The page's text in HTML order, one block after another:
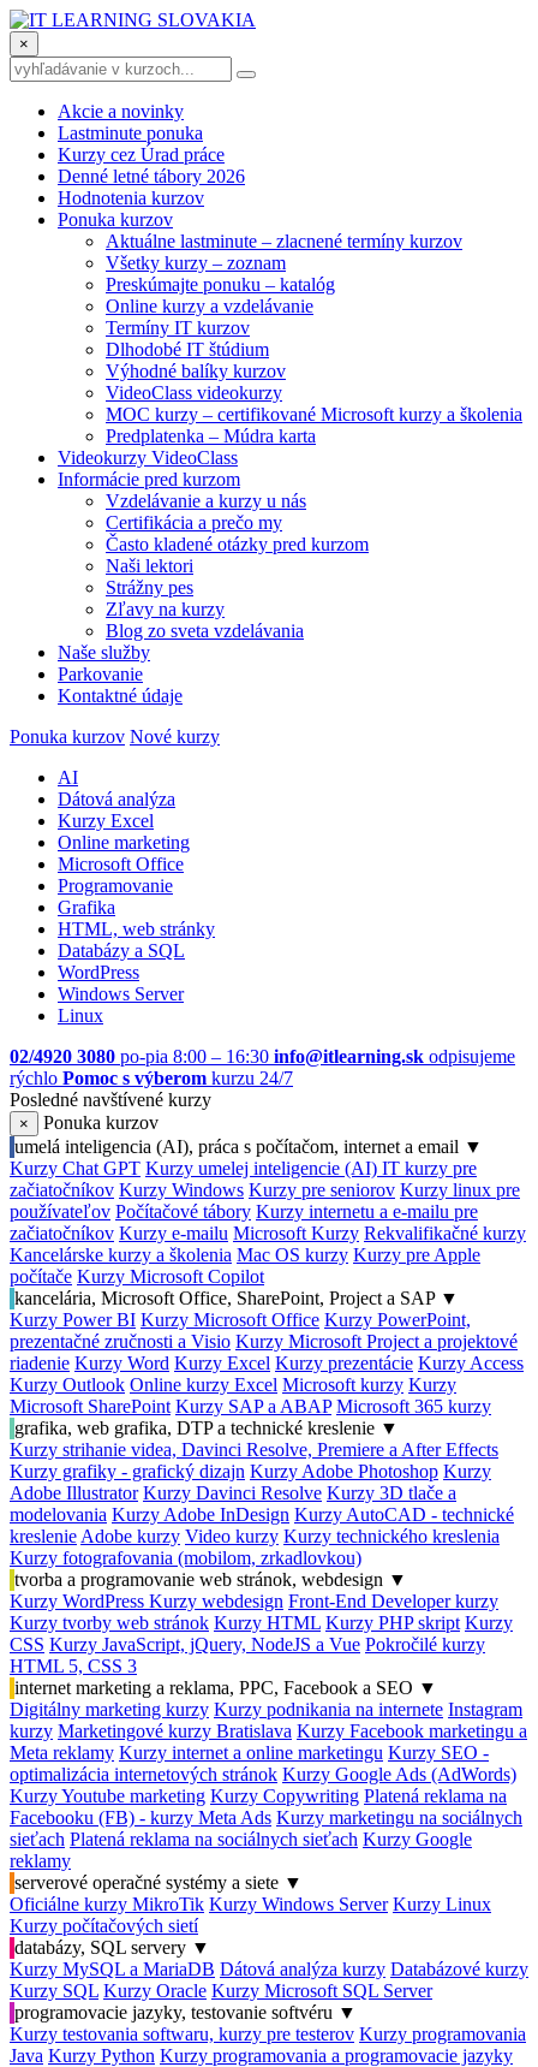
×
Akcie a novinky
Lastminute ponuka
Kurzy cez Úrad práce
Denné letné tábory 2026
Hodnotenia kurzov
Ponuka kurzov
Aktuálne lastminute – zlacnené termíny kurzov
Všetky kurzy – zoznam
Preskúmajte ponuku – katalóg
Online kurzy a vzdelávanie
Termíny IT kurzov
Dlhodobé IT štúdium
Výhodné balíky kurzov
VideoClass videokurzy
MOC kurzy – certifikované Microsoft kurzy a školenia
Predplatenka – Múdra karta
Videokurzy VideoClass
Informácie pred kurzom
Vzdelávanie a kurzy u nás
Certifikácia a prečo my
Často kladené otázky pred kurzom
Naši lektori
Strážny pes
Zľavy na kurzy
Blog zo sveta vzdelávania
Naše služby
Parkovanie
Kontaktné údaje
Ponuka kurzov Nové kurzy
AI
Dátová analýza
Kurzy Excel
Online marketing
Microsoft Office
Programovanie
Grafika
HTML, web stránky
Databázy a SQL
WordPress
Windows Server
Linux
02/4920 3080 po-pia 8:00 – 16:30 info@itlearning.sk odpisujeme
rýchlo Pomoc s výberom kurzu 24/7
Posledné navštívené kurzy
×
Ponuka kurzov
umelá inteligencia (AI), práca s počítačom, internet a email ▼
Kurzy Chat GPT Kurzy umelej inteligencie (AI) IT kurzy pre
začiatočníkov Kurzy Windows Kurzy pre seniorov Kurzy linux pre
používateľov Počítačové tábory Kurzy internetu a e-mailu pre
začiatočníkov Kurzy e-mailu Microsoft Kurzy Rekvalifikačné kurzy
Kancelárske kurzy a školenia Mac OS kurzy Kurzy pre Apple
počítače Kurzy Microsoft Copilot
kancelária, Microsoft Office, SharePoint, Project a SAP ▼
Kurzy Power BI Kurzy Microsoft Office Kurzy PowerPoint,
prezentačné zručnosti a Visio Kurzy Microsoft Project a projektové
riadenie Kurzy Word Kurzy Excel Kurzy prezentácie Kurzy Access
Kurzy Outlook Online kurzy Excel Microsoft kurzy Kurzy
Microsoft SharePoint Kurzy SAP a ABAP Microsoft 365 kurzy
grafika, web grafika, DTP a technické kreslenie ▼
Kurzy strihanie videa, Davinci Resolve, Premiere a After Effects
Kurzy grafiky - grafický dizajn Kurzy Adobe Photoshop Kurzy
Adobe Illustrator Kurzy Davinci Resolve Kurzy 3D tlače a
modelovania Kurzy Adobe InDesign Kurzy AutoCAD - technické
kreslenie Adobe kurzy Video kurzy Kurzy technického kreslenia
Kurzy fotografovania (mobilom, zrkadlovkou)
tvorba a programovanie web stránok, webdesign ▼
Kurzy WordPress Kurzy webdesign Front-End Developer kurzy
Kurzy tvorby web stránok Kurzy HTML Kurzy PHP skript Kurzy
CSS Kurzy JavaScript, jQuery, NodeJS a Vue Pokročilé kurzy
HTML 5, CSS 3
internet marketing a reklama, PPC, Facebook a SEO ▼
Digitálny marketing kurzy Kurzy podnikania na internete Instagram
kurzy Marketingové kurzy Bratislava Kurzy Facebook marketingu a
Meta reklamy Kurzy internet a online marketingu Kurzy SEO -
optimalizácia internetových stránok Kurzy Google Ads (AdWords)
Kurzy Youtube marketing Kurzy Copywriting Platená reklama na
Facebooku (FB) - kurzy Meta Ads Kurzy marketingu na sociálnych
sieťach Platená reklama na sociálnych sieťach Kurzy Google
reklamy
serverové operačné systémy a siete ▼
Oficiálne kurzy MikroTik Kurzy Windows Server Kurzy Linux
Kurzy počítačových sietí
databázy, SQL servery ▼
Kurzy MySQL a MariaDB Dátová analýza kurzy Databázové kurzy
Kurzy SQL Kurzy Oracle Kurzy Microsoft SQL Server
programovacie jazyky, testovanie softvéru ▼
Kurzy testovania softwaru, kurzy pre testerov Kurzy programovania
Java Kurzy Python Kurzy programovania a programovacie jazyky